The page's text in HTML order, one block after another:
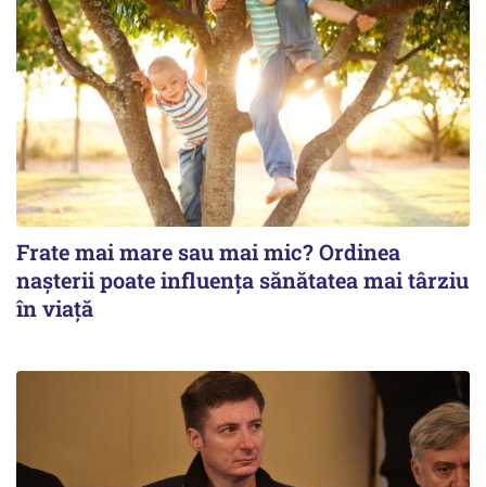
Frate mai mare sau mai mic? Ordinea
nașterii poate influența sănătatea mai târziu
în viață